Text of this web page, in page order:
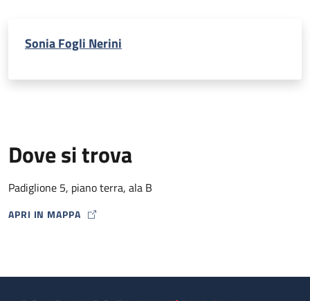
Sonia Fogli Nerini
Dove si trova
Padiglione 5, piano terra, ala B
APRI IN MAPPA
MAP ICON